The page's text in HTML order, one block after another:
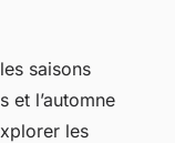
saisons
et l’automne
les